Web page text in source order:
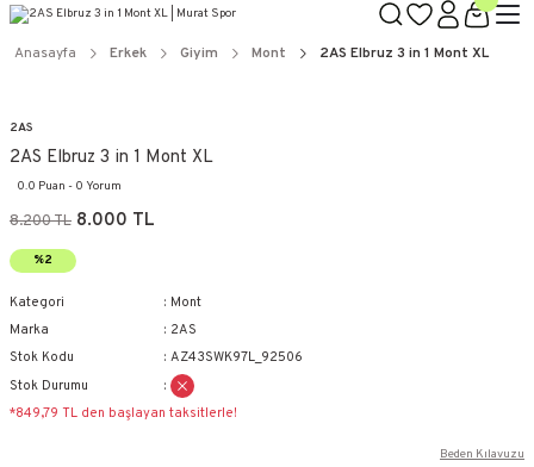
Anasayfa Erkek Giyim Mont 2AS Elbruz 3 in 1 Mont XL
2AS
2AS Elbruz 3 in 1 Mont XL
0.0 Puan - 0 Yorum
8.200 TL 8.000 TL
%2
Kategori
Mont
Marka
2AS
Stok Kodu
AZ43SWK97L_92506
Stok Durumu
*849,79 TL den başlayan taksitlerle!
Beden Kılavuzu